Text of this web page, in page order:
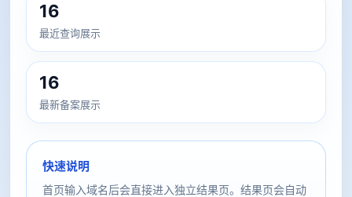
16
最近查询展示
16
最新备案展示
快速说明
首页输入域名后会直接进入独立结果页。结果页会自动